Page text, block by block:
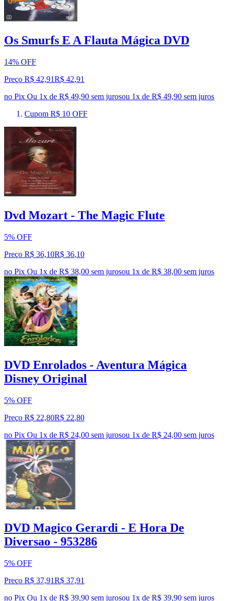
Os Smurfs E A Flauta Mágica DVD
14% OFF
Preço R$ 42,91R$ 42,91
no Pix Ou 1x de R$ 49,90 sem jurosou 1x de R$ 49,90 sem juros
Cupom R$ 10 OFF
Dvd Mozart - The Magic Flute
5% OFF
Preço R$ 36,10R$ 36,10
no Pix Ou 1x de R$ 38,00 sem jurosou 1x de R$ 38,00 sem juros
DVD Enrolados - Aventura Mágica
Disney Original
5% OFF
Preço R$ 22,80R$ 22,80
no Pix Ou 1x de R$ 24,00 sem jurosou 1x de R$ 24,00 sem juros
DVD Magico Gerardi - E Hora De
Diversao - 953286
5% OFF
Preço R$ 37,91R$ 37,91
no Pix Ou 1x de R$ 39,90 sem jurosou 1x de R$ 39,90 sem juros